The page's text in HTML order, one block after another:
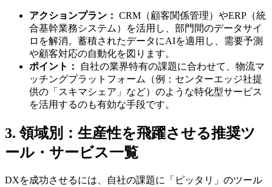
アクションプラン： CRM（顧客関係管理）やERP（統
合基幹業務システム）を活用し、部門間のデータサイ
ロを解消。蓄積されたデータにAIを適用し、需要予測
や顧客対応の自動化を図ります。
ポイント：
自社の業界特有の課題に合わせて、物流マ
ッチングプラットフォーム（例：センターエッジ社提
供の「スキマシェア」など）のような特化型サービス
を活用するのも有効な手段です。
3. 領域別：生産性を飛躍させる推奨ツ
ール・サービス一覧
DXを成功させるには、自社の課題に「ピッタリ」のツール